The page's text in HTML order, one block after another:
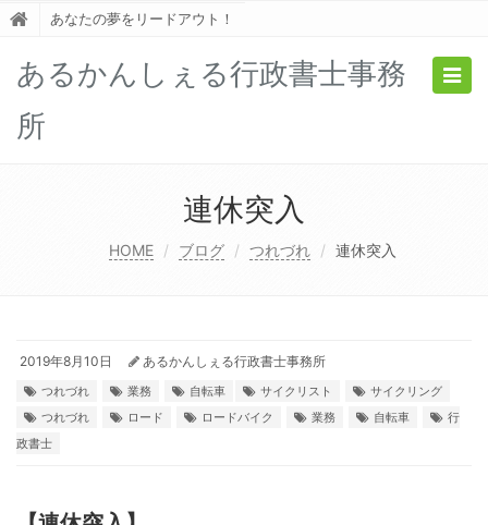
あなたの夢をリードアウト！
あるかんしぇる行政書士事務
所
連休突入
HOME ブログ つれづれ 連休突入
2019年8月10日 あるかんしぇる行政書士事務所
つれづれ 業務 自転車 サイクリスト
サイクリング
つれづれ
ロード ロードバイク 業務 自転車
行
政書士